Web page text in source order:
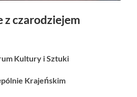
z czarodziejem
Kultury i Sztuki
Krajeńskim